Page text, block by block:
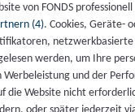
von FONDS
(4). Cookies, Geräte-
werden, um Ihre
und der
Website nicht
oder später jederzeit